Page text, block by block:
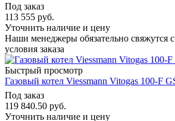
Под заказ
113 555 руб.
Уточнить наличие и цену
Наши менеджеры обязательно свяжутся
условия заказа
Быстрый просмотр
Газовый котел Viessmann Vitogas 100-F
Под заказ
119 840.50 руб.
Уточнить наличие и цену